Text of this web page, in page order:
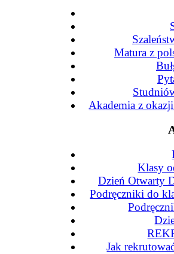
Matura z
Akademia z
Klasy
Dzień Otwarty
Podręczniki do
Jak